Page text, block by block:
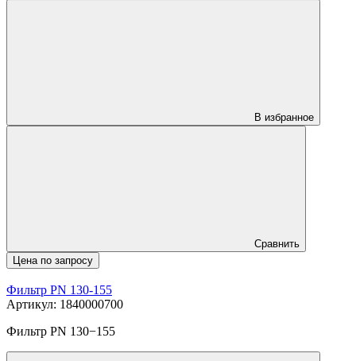
В избранное
Сравнить
Цена по запросу
Фильтр PN 130-155
Артикул: 1840000700
Фильтр PN 130−155